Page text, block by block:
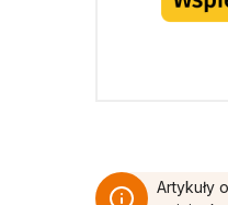
Artykuły